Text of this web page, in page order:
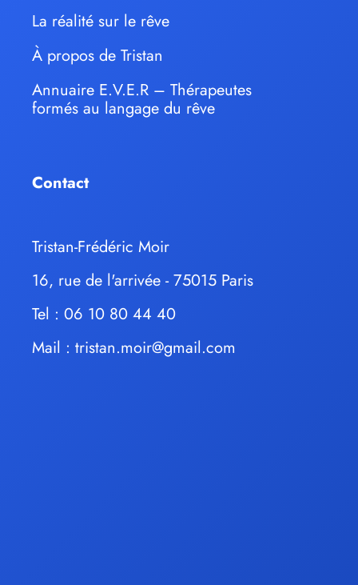
La réalité sur le rêve
À propos de Tristan
Annuaire E.V.E.R – Thérapeutes
formés au langage du rêve
Contact
Tristan-Frédéric Moir
16, rue de l'arrivée - 75015 Paris
Tel : 06 10 80 44 40
Mail : tristan.moir@gmail.com